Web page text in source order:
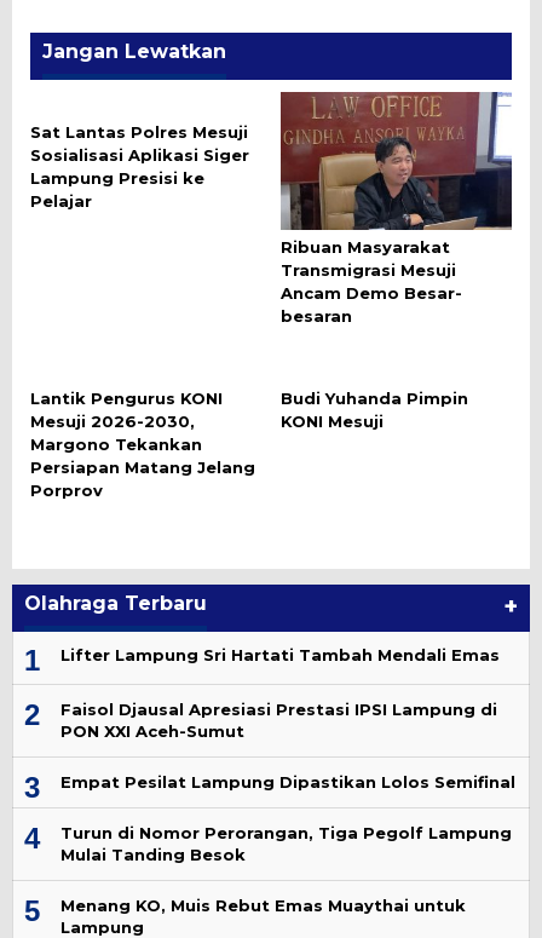
Jangan Lewatkan
Sat Lantas Polres Mesuji
Sosialisasi Aplikasi Siger
Lampung Presisi ke
Pelajar
Ribuan Masyarakat
Transmigrasi Mesuji
Ancam Demo Besar-
besaran
Lantik Pengurus KONI
Mesuji 2026-2030,
Margono Tekankan
Persiapan Matang Jelang
Porprov
Budi Yuhanda Pimpin
KONI Mesuji
Olahraga Terbaru +
1 Lifter Lampung Sri Hartati Tambah Mendali Emas
2
Faisol Djausal Apresiasi Prestasi IPSI Lampung di
PON XXI Aceh-Sumut
3 Empat Pesilat Lampung Dipastikan Lolos Semifinal
4
Turun di Nomor Perorangan, Tiga Pegolf Lampung
Mulai Tanding Besok
5
Menang KO, Muis Rebut Emas Muaythai untuk
Lampung